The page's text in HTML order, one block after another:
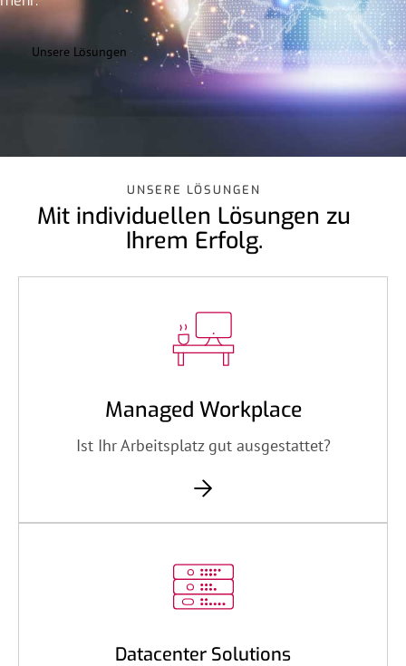
Unsere Lösungen
UNSERE LÖSUNGEN
Mit individuellen Lösungen zu
Ihrem Erfolg.
Managed Workplace
Ist Ihr Arbeitsplatz gut ausgestattet?
Datacenter Solutions